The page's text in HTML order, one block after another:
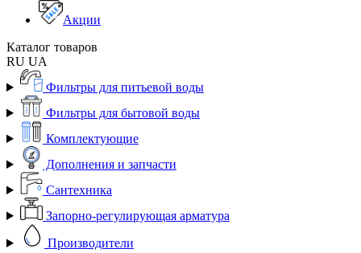
Акции
Каталог товаров
RU UA
Фильтры для питьевой воды
Фильтры для бытовой воды
Комплектующие
Дополнения и запчасти
Сантехника
Запорно-регулирующая арматура
Производители